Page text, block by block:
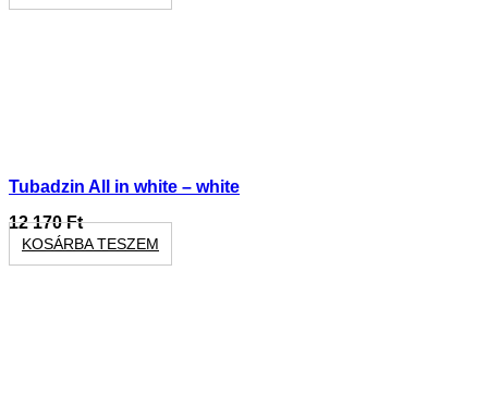
Tubadzin All in white – white
12 170Ft
KOSÁRBA TESZEM